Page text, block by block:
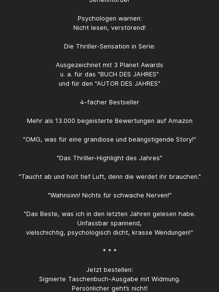
Psychologen warnen:
Nicht lesen, verstörend!
Die Thriller-Sensation in Serie:
Ausgezeichnet mit 3 Planet Awards
u. a. für das "BUCH DES JAHRES"
und für den "AUTOR DES JAHRES"
4-facher Bestseller
Mehr als 13.000 begeisterte Bewertungen auf Amazon
"OMG, was für eine grandiose und beängstigende Story!"
"Das Thriller-Highlight des Jahres"
"Taucht ab und holt tief Luft, denn die werdet ihr brauchen."
"Wahnsinn! Nichts für schwache Nerven!"
"Das Beste, was ich in den letzten Jahren gelesen habe.
Unfassbar spannend,
vielschichtig, psychologisch dicht, krasse Wendungen!“
* * *
Jetzt bestellen:
Signierte Taschenbuch-Ausgabe mit Widmung.
Persönlicher geht’s nicht!